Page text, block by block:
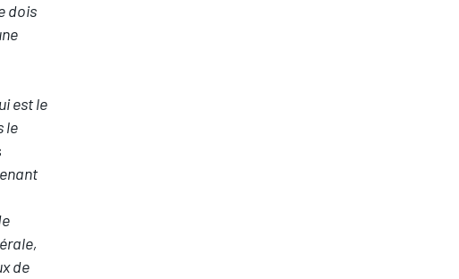
dois
est le
le
de